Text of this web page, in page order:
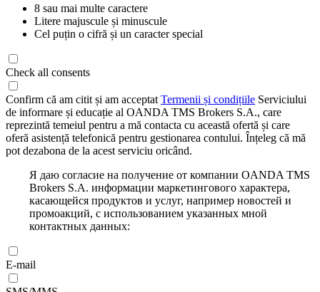
8 sau mai multe caractere
Litere majuscule și minuscule
Cel puțin o cifră și un caracter special
Check all consents
Confirm că am citit și am acceptat Termenii și condițiile Serviciului
de informare și educație al OANDA TMS Brokers S.A., care
reprezintă temeiul pentru a mă contacta cu această ofertă și care
oferă asistență telefonică pentru gestionarea contului. Înțeleg că mă
pot dezabona de la acest serviciu oricând.
Я даю согласие на получение от компании OANDA TMS
Brokers S.A. информации маркетингового характера,
касающейся продуктов и услуг, например новостей и
промоакций, с использованием указанных мной
контактных данных:
E-mail